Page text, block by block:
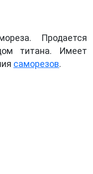
Продается
титана. Имеет
саморезов.